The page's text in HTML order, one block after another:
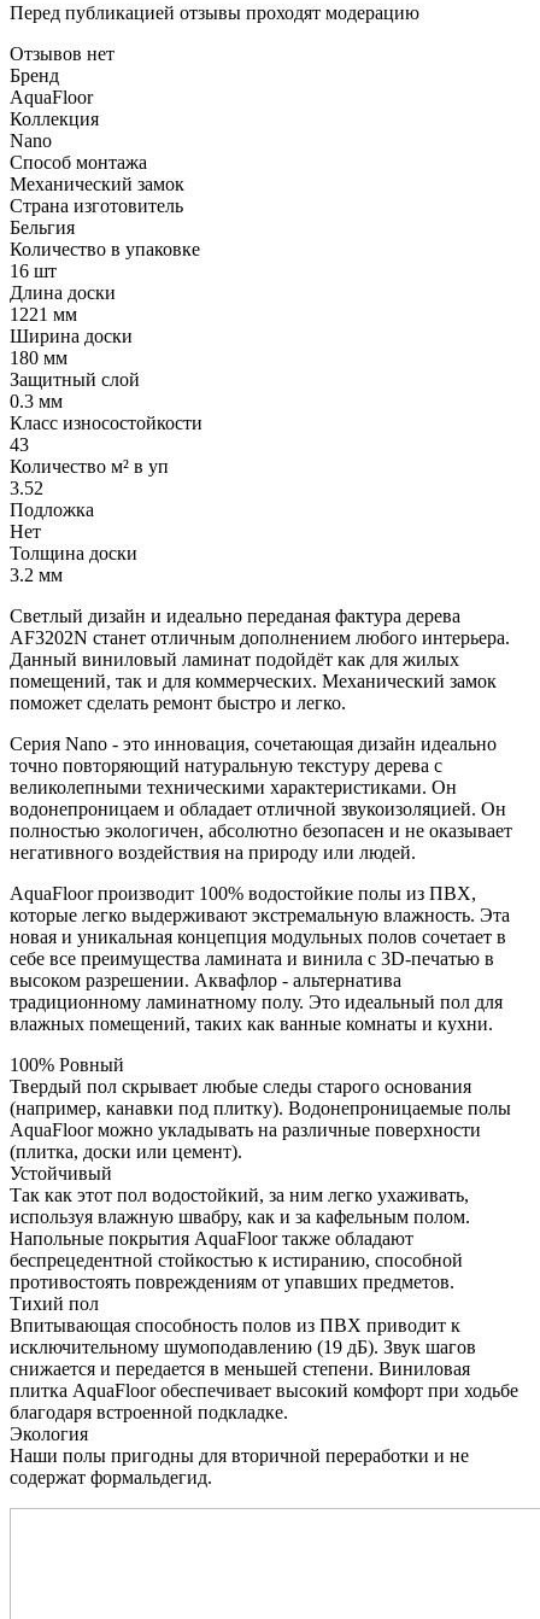
Перед публикацией отзывы проходят модерацию
Отзывов нет
Бренд
AquaFloor
Коллекция
Nano
Способ монтажа
Механический замок
Страна изготовитель
Бельгия
Количество в упаковке
16 шт
Длина доски
1221 мм
Ширина доски
180 мм
Защитный слой
0.3 мм
Класс износостойкости
43
Количество м² в уп
3.52
Подложка
Нет
Толщина доски
3.2 мм
Светлый дизайн и идеально переданая фактура дерева
AF3202N станет отличным дополнением любого интерьера.
Данный виниловый ламинат подойдёт как для жилых
помещений, так и для коммерческих. Механический замок
поможет сделать ремонт быстро и легко.
Серия Nano - это инновация, сочетающая дизайн идеально
точно повторяющий натуральную текстуру дерева с
великолепными техническими характеристиками. Он
водонепроницаем и обладает отличной звукоизоляцией. Он
полностью экологичен, абсолютно безопасен и не оказывает
негативного воздействия на природу или людей.
AquaFloor производит 100% водостойкие полы из ПВХ,
которые легко выдерживают экстремальную влажность. Эта
новая и уникальная концепция модульных полов сочетает в
себе все преимущества ламината и винила с 3D-печатью в
высоком разрешении. Аквафлор - альтернатива
традиционному ламинатному полу. Это идеальный пол для
влажных помещений, таких как ванные комнаты и кухни.
100% Ровный
Твердый пол скрывает любые следы старого основания
(например, канавки под плитку). Водонепроницаемые полы
AquaFloor можно укладывать на различные поверхности
(плитка, доски или цемент).
Устойчивый
Так как этот пол водостойкий, за ним легко ухаживать,
используя влажную швабру, как и за кафельным полом.
Напольные покрытия AquaFloor также обладают
беспрецедентной стойкостью к истиранию, способной
противостоять повреждениям от упавших предметов.
Тихий пол
Впитывающая способность полов из ПВХ приводит к
исключительному шумоподавлению (19 дБ). Звук шагов
снижается и передается в меньшей степени. Виниловая
плитка AquaFloor обеспечивает высокий комфорт при ходьбе
благодаря встроенной подкладке.
Экология
Наши полы пригодны для вторичной переработки и не
содержат формальдегид.